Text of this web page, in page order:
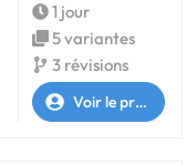
1 jour
5 variantes
3 révisions
Voir le profil